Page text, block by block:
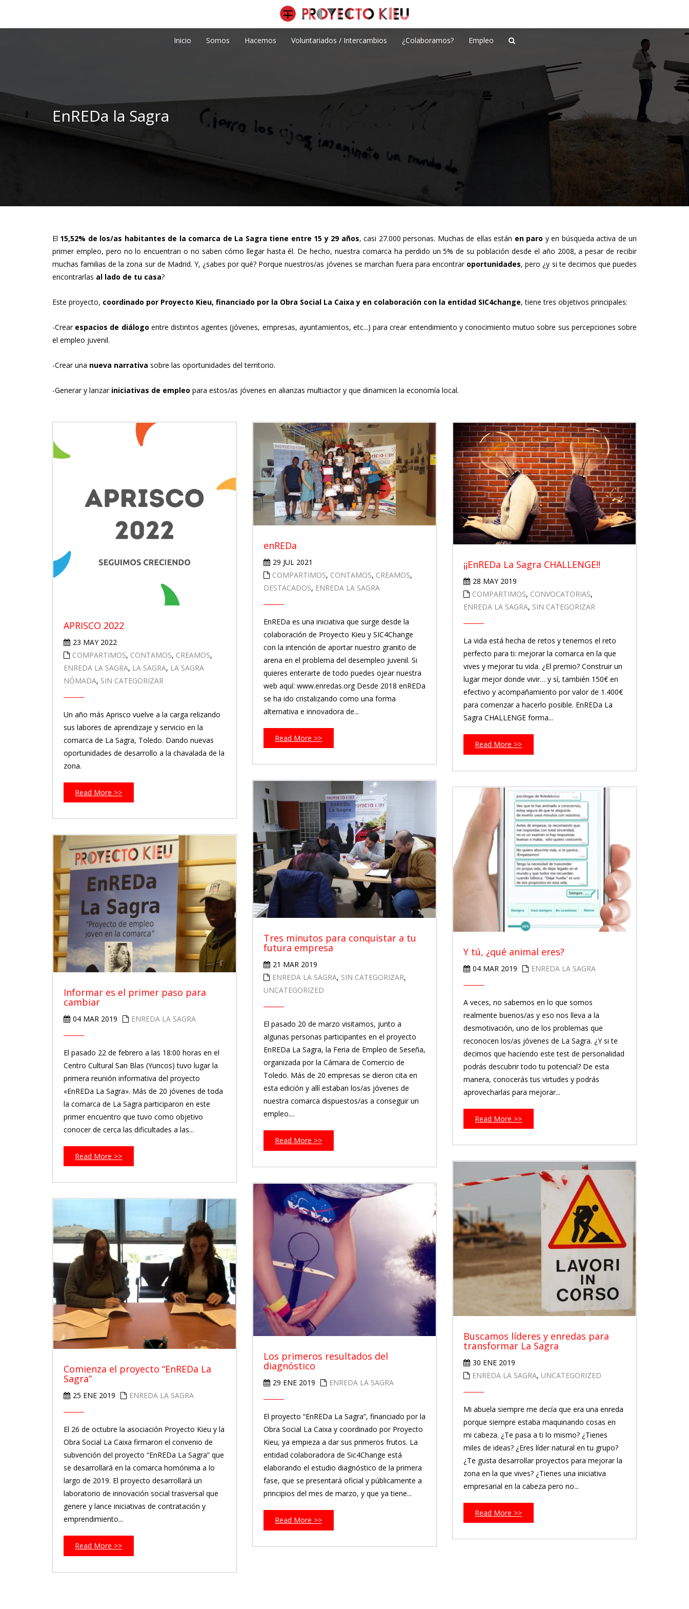
Inicio Somos Hacemos Voluntariados / Intercambios ¿Colaboramos? Empleo
EnREDa la Sagra
El 15,52% de los/as habitantes de la comarca de La Sagra tiene entre 15 y 29 años, casi 27.000 personas. Muchas de ellas están en paro y en búsqueda activa de un
primer empleo, pero no lo encuentran o no saben cómo llegar hasta él. De hecho, nuestra comarca ha perdido un 5% de su población desde el año 2008, a pesar de recibir
muchas familias de la zona sur de Madrid. Y, ¿sabes por qué? Porque nuestros/as jóvenes se marchan fuera para encontrar oportunidades, pero ¿y si te decimos que puedes
encontrarlas al lado de tu casa?
Este proyecto, coordinado por Proyecto Kieu, financiado por la Obra Social La Caixa y en colaboración con la entidad SIC4change, tiene tres objetivos principales:
-Crear espacios de diálogo entre distintos agentes (jóvenes, empresas, ayuntamientos, etc...) para crear entendimiento y conocimiento mutuo sobre sus percepciones sobre
el empleo juvenil.
-Crear una nueva narrativa sobre las oportunidades del territorio.
-Generar y lanzar iniciativas de empleo para estos/as jóvenes en alianzas multiactor y que dinamicen la economía local.
APRISCO 2022
23 MAY 2022
COMPARTIMOS, CONTAMOS, CREAMOS,
ENREDA LA SAGRA, LA SAGRA, LA SAGRA
NÓMADA, SIN CATEGORIZAR
Un año más Aprisco vuelve a la carga relizando
sus labores de aprendizaje y servicio en la
comarca de La Sagra, Toledo. Dando nuevas
oportunidades de desarrollo a la chavalada de la
zona.
Read More >>
enREDa
29 JUL 2021
COMPARTIMOS, CONTAMOS, CREAMOS,
DESTACADOS, ENREDA LA SAGRA
EnREDa es una iniciativa que surge desde la
colaboración de Proyecto Kieu y SIC4Change
con la intención de aportar nuestro granito de
arena en el problema del desempleo juvenil. Si
quieres enterarte de todo puedes ojear nuestra
web aquí: www.enredas.org Desde 2018 enREDa
se ha ido cristalizando como una forma
alternativa e innovadora de...
Read More >>
¡¡EnREDa La Sagra CHALLENGE!!
28 MAY 2019
COMPARTIMOS, CONVOCATORIAS,
ENREDA LA SAGRA, SIN CATEGORIZAR
La vida está hecha de retos y tenemos el reto
perfecto para ti: mejorar la comarca en la que
vives y mejorar tu vida. ¿El premio? Construir un
lugar mejor donde vivir… y sí, también 150€ en
efectivo y acompañamiento por valor de 1.400€
para comenzar a hacerlo posible. EnREDa La
Sagra CHALLENGE forma...
Read More >>
Tres minutos para conquistar a tu
futura empresa
21 MAR 2019
ENREDA LA SAGRA, SIN CATEGORIZAR,
UNCATEGORIZED
El pasado 20 de marzo visitamos, junto a
algunas personas participantes en el proyecto
EnREDa La Sagra, la Feria de Empleo de Seseña,
organizada por la Cámara de Comercio de
Toledo. Más de 20 empresas se dieron cita en
esta edición y allí estaban los/as jóvenes de
nuestra comarca dispuestos/as a conseguir un
empleo....
Read More >>
Y tú, ¿qué animal eres?
04 MAR 2019 ENREDA LA SAGRA
A veces, no sabemos en lo que somos
realmente buenos/as y eso nos lleva a la
desmotivación, uno de los problemas que
reconocen los/as jóvenes de La Sagra. ¿Y si te
decimos que haciendo este test de personalidad
podrás descubrir todo tu potencial? De esta
manera, conocerás tus virtudes y podrás
aprovecharlas para mejorar...
Read More >>
Informar es el primer paso para
cambiar
04 MAR 2019 ENREDA LA SAGRA
El pasado 22 de febrero a las 18:00 horas en el
Centro Cultural San Blas (Yuncos) tuvo lugar la
primera reunión informativa del proyecto
«EnREDa La Sagra». Más de 20 jóvenes de toda
la comarca de La Sagra participaron en este
primer encuentro que tuvo como objetivo
conocer de cerca las dificultades a las...
Read More >>
Buscamos líderes y enredas para
transformar La Sagra
30 ENE 2019
ENREDA LA SAGRA, UNCATEGORIZED
Mi abuela siempre me decía que era una enreda
porque siempre estaba maquinando cosas en
mi cabeza. ¿Te pasa a ti lo mismo? ¿Tienes
miles de ideas? ¿Eres líder natural en tu grupo?
¿Te gusta desarrollar proyectos para mejorar la
zona en la que vives? ¿Tienes una iniciativa
empresarial en la cabeza pero no...
Read More >>
Los primeros resultados del
diagnóstico
29 ENE 2019 ENREDA LA SAGRA
El proyecto “EnREDa La Sagra”, financiado por la
Obra Social La Caixa y coordinado por Proyecto
Kieu, ya empieza a dar sus primeros frutos. La
entidad colaboradora de Sic4Change está
elaborando el estudio diagnóstico de la primera
fase, que se presentará oficial y públicamente a
principios del mes de marzo, y que ya tiene...
Read More >>
Comienza el proyecto “EnREDa La
Sagra”
25 ENE 2019 ENREDA LA SAGRA
El 26 de octubre la asociación Proyecto Kieu y la
Obra Social La Caixa firmaron el convenio de
subvención del proyecto “EnREDa La Sagra” que
se desarrollará en la comarca homónima a lo
largo de 2019. El proyecto desarrollará un
laboratorio de innovación social trasversal que
genere y lance iniciativas de contratación y
emprendimiento...
Read More >>